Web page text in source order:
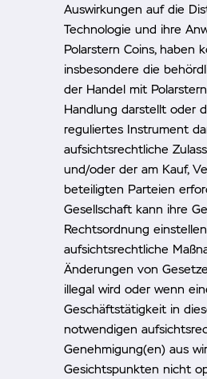
Auswirkungen auf die
Technologie und ihre
Polarstern Coins, haben
insbesondere die
der Handel mit
Handlung darstellt oder
reguliertes Instrument
aufsichtsrechtliche
und/oder der am Kauf,
beteiligten Parteien
Gesellschaft kann ihre
Rechtsordnung
aufsichtsrechtliche
Änderungen von
illegal wird oder wenn
Geschäftstätigkeit in
notwendigen
Genehmigung(en) aus
Gesichtspunkten nicht